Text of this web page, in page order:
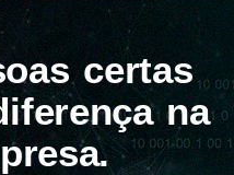
certas
na